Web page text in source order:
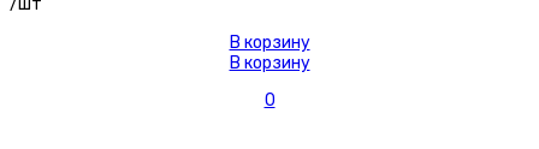
/шт
В корзину
В корзину
0